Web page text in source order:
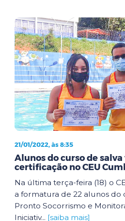
21/01/2022, às 8:35
Alunos do curso de
certificação no CEU
Na última terça-feira (18) o
a formatura de 22 alunos do
Pronto Socorrismo e
Iniciativ... [saiba mais]